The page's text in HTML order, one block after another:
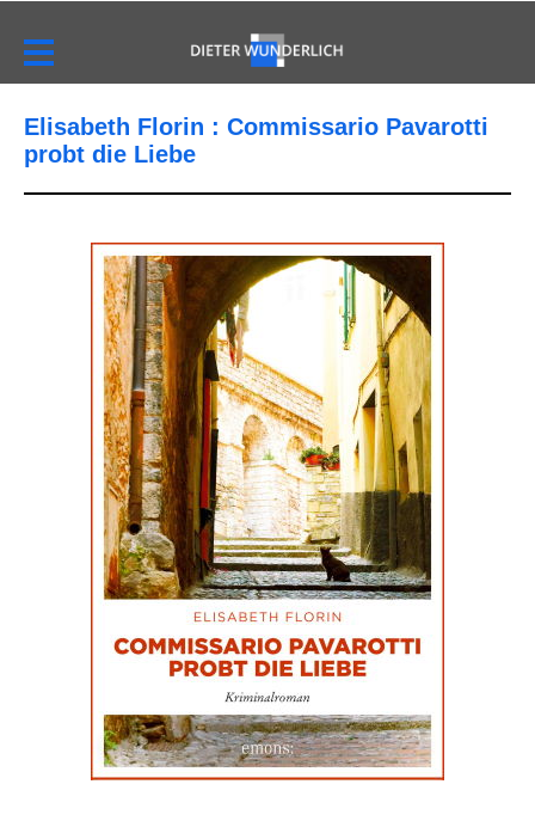
Elisabeth Florin : Commissario Pavarotti
probt die Liebe